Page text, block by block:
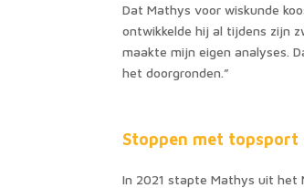
Dat Mathys voor wiskunde
ontwikkelde hij al tijdens zijn
maakte mijn eigen analyses.
het doorgronden.”
Stoppen met
In 2021 stapte Mathys uit het